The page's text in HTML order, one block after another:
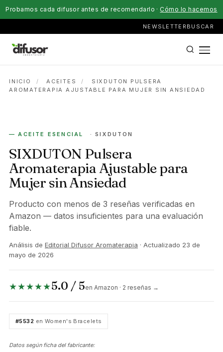
Probamos cada difusor antes de recomendarlo · Cómo lo hacemos
NEWSLETTER BUSCAR
INICIO / ACEITES /
SIXDUTON PULSERA
AROMATERAPIA AJUSTABLE PARA MUJER SIN ANSIEDAD
— ACEITE ESENCIAL · SIXDUTON
SIXDUTON Pulsera
Aromaterapia Ajustable para
Mujer sin Ansiedad
Producto con menos de 3 reseñas verificadas en
Amazon — datos insuficientes para una evaluación
fiable.
Análisis de Editorial Difusor Aromaterapia · Actualizado 23 de
mayo de 2026
★★★★★5.0 / 5en Amazon · 2 reseñas →
#5532 en Women's Bracelets
Datos según ficha del fabricante: